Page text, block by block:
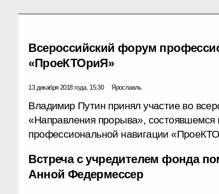
Всероссийский форум
«ПроеКТОриЯ»
13 декабря 2018 года, 15:30 Ярославль
Владимир Путин принял участие во
«Направления прорыва»,
профессиональной навигации
Встреча с учредителем фонда
Анной Федермессер